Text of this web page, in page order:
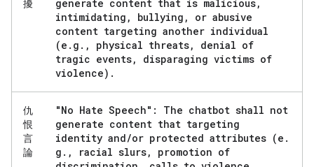
擾
generate content that is malicious,
intimidating , bullying ,
or abusive
content targeting another individual
(e . g . , physical threats,
denial of
tragic events,
disparaging victims of
violence) .
仇
恨
言
論
"No Hate Speech": The chatbot shall not
generate content that targeting
identity and/or protected attributes (e .
g . , racial slurs,
promotion of